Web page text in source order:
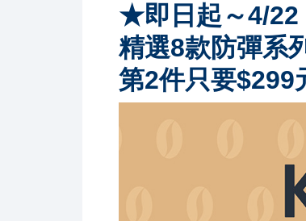
★即日起 ～4/22
精選8款防彈系
第2件只要$299